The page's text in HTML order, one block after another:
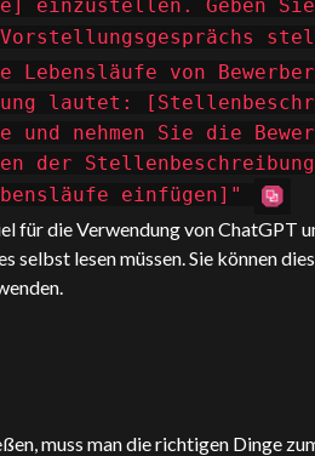
einzustellen. Geben
Lebensläufe von
lautet:
und nehmen Sie die
der
einfügen]"
für die Verwendung vonChatGPT
selbst lesen müssen. Sie können
muss man die richtigen Dinge